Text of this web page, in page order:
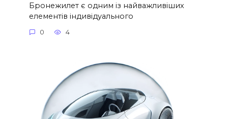
Бронежилет є одним із найважливіших
елементів індивідуального
0 4